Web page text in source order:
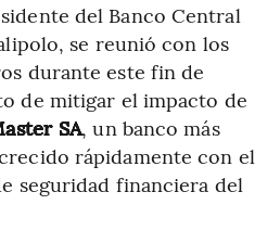
del Banco Central
se reunió con los
durante este fin de
de mitigar el impacto de
SA, un banco más
rápidamente con el
seguridad financiera del